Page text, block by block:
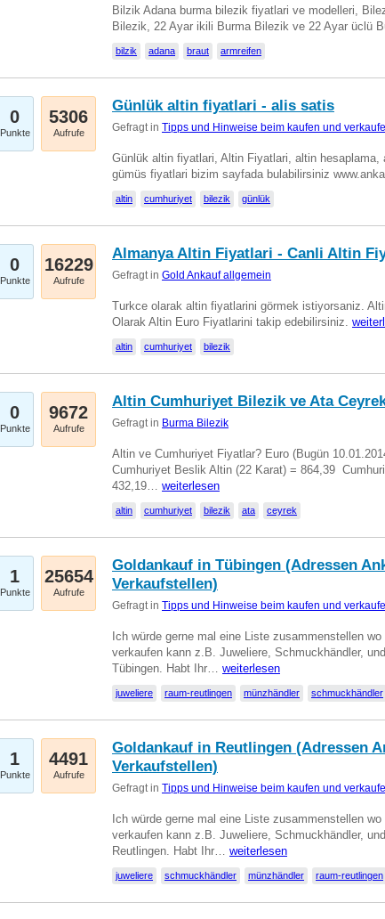
Bilzik Adana burma bilezik fiyatlari ve modelleri,
Bilezik, 22 Ayar ikili Burma Bilezik ve 22 Ayar üclü
bilzik adana braut armreifen
0
Punkte
5306
Aufrufe
Günlük altin fiyatlari - alis satis
Gefragt in Tipps und Hinweise beim kaufen und
Günlük altin fiyatlari, Altin Fiyatlari, altin hesaplama,
gümüs fiyatlari bizim sayfada bulabilirsiniz
altin cumhuriyet bilezik günlük
0
Punkte
16229
Aufrufe
Almanya Altin Fiyatlari - Canli Altin
Gefragt in Gold Ankauf allgemein
Turkce olarak altin fiyatlarini görmek istiyorsaniz.
Olarak Altin Euro Fiyatlarini takip edebilirsiniz.
altin cumhuriyet bilezik
0
Punkte
9672
Aufrufe
Altin Cumhuriyet Bilezik ve Ata
Gefragt in Burma Bilezik
Altin ve Cumhuriyet Fiyatlar? Euro (Bugün
Cumhuriyet Beslik Altin (22 Karat) = 864,39 
432,19… weiterlesen
altin cumhuriyet bilezik ata ceyrek
1
Punkte
25654
Aufrufe
Goldankauf in Tübingen (Adressen
Verkaufstellen)
Gefragt in Tipps und Hinweise beim kaufen und
Ich würde gerne mal eine Liste zusammenstellen
verkaufen kann z.B. Juweliere, Schmuckhändler,
Tübingen. Habt Ihr… weiterlesen
juweliere raum-reutlingen münzhändler schmuckhändler
1
Punkte
4491
Aufrufe
Goldankauf in Reutlingen (Adressen
Verkaufstellen)
Gefragt in Tipps und Hinweise beim kaufen und
Ich würde gerne mal eine Liste zusammenstellen
verkaufen kann z.B. Juweliere, Schmuckhändler,
Reutlingen. Habt Ihr… weiterlesen
juweliere schmuckhändler münzhändler raum-reutlingen